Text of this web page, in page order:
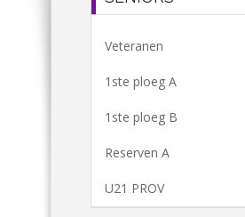
Veteranen
1ste ploeg A
1ste ploeg B
Reserven A
U21 PROV